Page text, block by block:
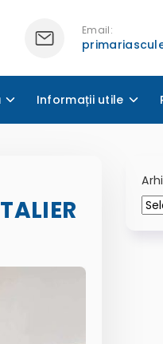
Email:
Informații utile